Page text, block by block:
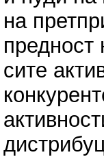
на
предност
сите